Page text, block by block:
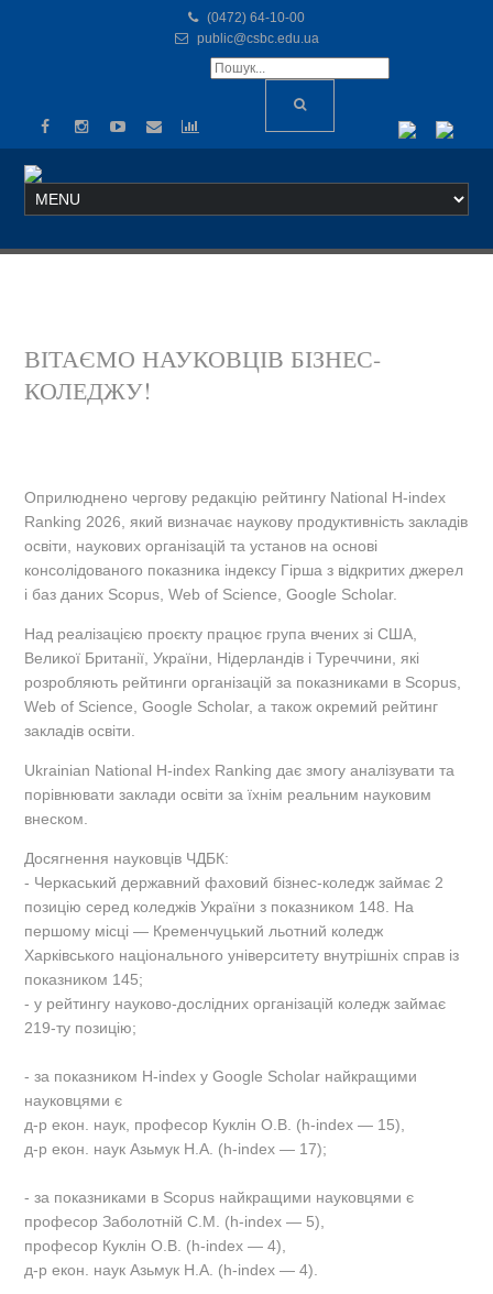
(0472) 64-10-00
public@csbc.edu.ua
ВІТАЄМО НАУКОВЦІВ БІЗНЕС-
КОЛЕДЖУ!
Оприлюднено чергову редакцію рейтингу National H-index
Ranking 2026, який визначає наукову продуктивність закладів
освіти, наукових організацій та установ на основі
консолідованого показника індексу Гірша з відкритих джерел
і баз даних Scopus, Web of Science, Google Scholar.
Над реалізацією проєкту працює група вчених зі США,
Великої Британії, України, Нідерландів і Туреччини, які
розробляють рейтинги організацій за показниками в Scopus,
Web of Science, Google Scholar, а також окремий рейтинг
закладів освіти.
Ukrainian National H-index Ranking дає змогу аналізувати та
порівнювати заклади освіти за їхнім реальним науковим
внеском.
Досягнення науковців ЧДБК:
- Черкаський державний фаховий бізнес-коледж займає 2
позицію серед коледжів України з показником 148. На
першому місці — Кременчуцький льотний коледж
Харківського національного університету внутрішніх справ із
показником 145;
- у рейтингу науково-дослідних організацій коледж займає
219-ту позицію;
- за показником H-index у Google Scholar найкращими
науковцями є
д-р екон. наук, професор Куклін О.В. (h-index — 15),
д-р екон. наук Азьмук Н.А. (h-index — 17);
- за показниками в Scopus найкращими науковцями є
професор Заболотній С.М. (h-index — 5),
професор Куклін О.В. (h-index — 4),
д-р екон. наук Азьмук Н.А. (h-index — 4).